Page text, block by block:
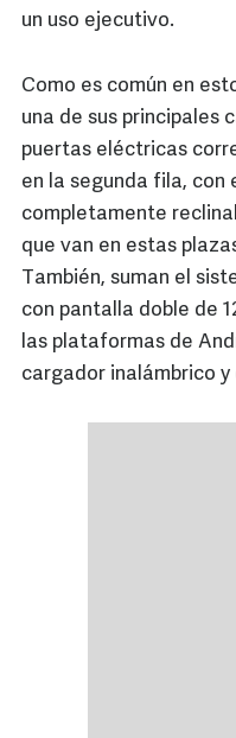
un uso ejecutivo.
Como es común en
una de sus principales
puertas eléctricas
en la segunda fila, con
completamente
que van en estas
También, suman el
con pantalla doble de
las plataformas de
cargador inalámbrico